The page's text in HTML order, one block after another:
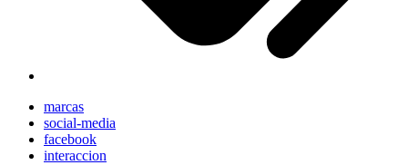
marcas
social-media
facebook
interaccion